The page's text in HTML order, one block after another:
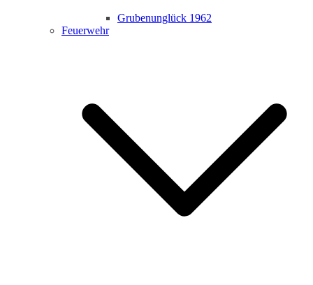
Grubenunglück 1962
Feuerwehr